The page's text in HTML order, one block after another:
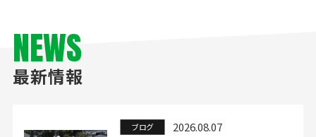
NEWS
最新情報
ブログ 2026.08.07